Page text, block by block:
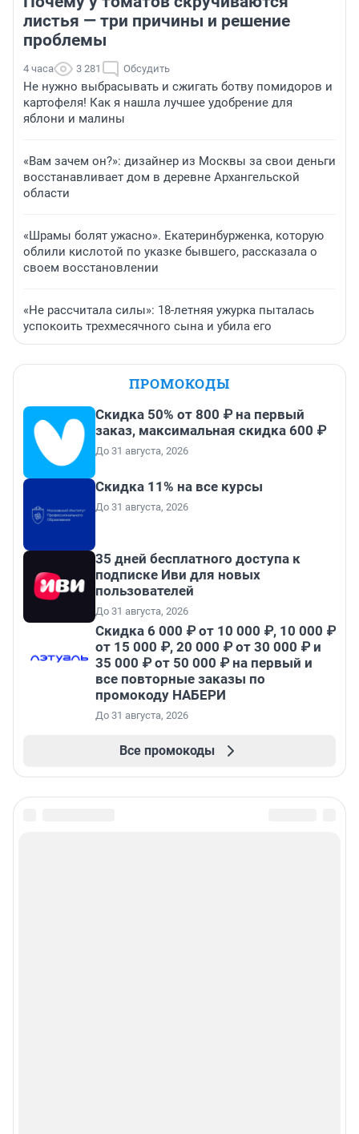
листья — три причины и решение
проблемы
4 часа 3 281 Обсудить
Не нужно выбрасывать и сжигать ботву помидоров и
картофеля! Как я нашла лучшее удобрение для
яблони и малины
«Вам зачем он?»: дизайнер из Москвы за свои деньги
восстанавливает дом в деревне Архангельской
области
«Шрамы болят ужасно». Екатеринбурженка, которую
облили кислотой по указке бывшего, рассказала о
своем восстановлении
«Не рассчитала силы»: 18-летняя ужурка пыталась
успокоить трехмесячного сына и убила его
ПРОМОКОДЫ
Скидка 50% от 800 ₽ на первый
заказ, максимальная скидка 600 ₽
До 31 августа, 2026
Скидка 11% на все курсы
До 31 августа, 2026
35 дней бесплатного доступа к
подписке Иви для новых
пользователей
До 31 августа, 2026
Скидка 6 000 ₽ от 10 000 ₽, 10 000 ₽
от 15 000 ₽, 20 000 ₽ от 30 000 ₽ и
35 000 ₽ от 50 000 ₽ на первый и
все повторные заказы по
промокоду НАБЕРИ
До 31 августа, 2026
Все промокоды